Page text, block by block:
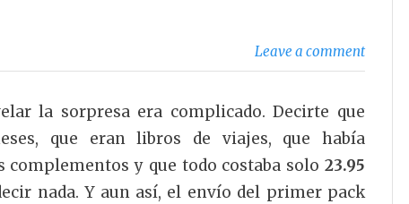
Leave a comment
la sorpresa era complicado. Decirte que
que eran libros de viajes, que había
y que todo costaba solo 23.95
nada. Y aun así, el envío del primer pack